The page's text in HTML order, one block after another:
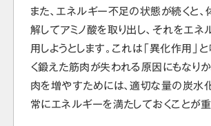
また、エネルギー不足の状態が続くと
解してアミノ酸を取り出し、それをエネ
用しようとします。これは「異化作用」
く鍛えた筋肉が失われる原因にもなり
肉を増やすためには、適切な量の炭水
常にエネルギーを満たしておくことが